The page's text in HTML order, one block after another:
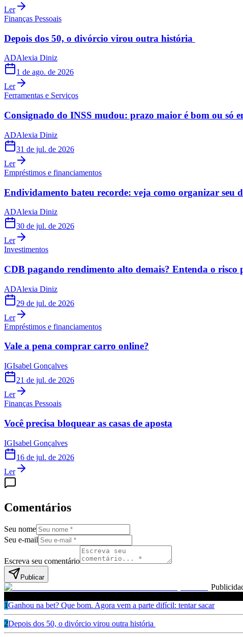
Ler
Finanças Pessoais
Depois dos 50, o divórcio virou outra história
ADAlexia Diniz
1 de ago. de 2026
Ler
Ferramentas e Serviços
Consignado do INSS mudou: prazo maior é bom ou só
ADAlexia Diniz
31 de jul. de 2026
Ler
Empréstimos e financiamentos
Endividamento bateu recorde: veja como organizar seu
ADAlexia Diniz
30 de jul. de 2026
Ler
Investimentos
CDB pagando rendimento alto demais? Entenda o risco
ADAlexia Diniz
29 de jul. de 2026
Ler
Empréstimos e financiamentos
Vale a pena comprar carro online?
IGIsabel Gonçalves
21 de jul. de 2026
Ler
Finanças Pessoais
Você precisa bloquear as casas de aposta
IGIsabel Gonçalves
16 de jul. de 2026
Ler
Comentários
Seu nome
Seu e-mail
Escreva seu comentário
Publicar
1Ganhou na bet? Que bom. Agora vem a parte difícil: tentar sacar
2Depois dos 50, o divórcio virou outra história